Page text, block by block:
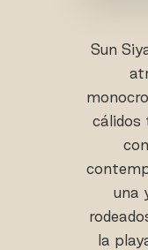
Sun
cálidos
una
la